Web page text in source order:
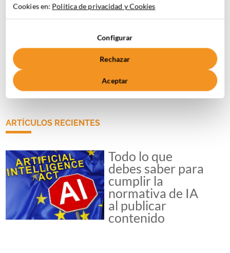
Autorizo a Marketinet el tratamiento y almacenamiento de
mis datos personales para el envío de la newsletter y nuevos
contenidos de mi interés, según los términos recogidos en su
Política de Privacidad.*
ARTÍCULOS RECIENTES
Todo lo que
debes saber para
cumplir la
normativa de IA
al publicar
contenido
Cookies en: Politica de privacidad y Cookies
Configurar
Rechazar
Aceptar